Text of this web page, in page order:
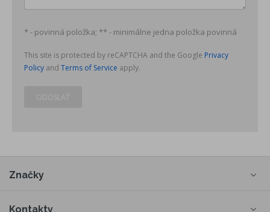
* - povinná položka; ** - minimálne jedna položka povinná
This site is protected by reCAPTCHA and the Google Privacy
Policy and Terms of Service apply.
ODOSLAŤ
Značky
Kontakty